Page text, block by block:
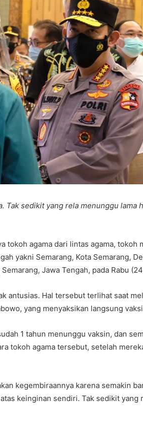
Tak sedikit yang rela menunggu lama
tokoh agama dari lintas agama, tokoh
yakni Semarang, Kota Semarang,
Jawa Tengah, pada Rabu
antusias. Hal tersebut terlihat saat
yang menyaksikan langsung
1 tahun menunggu vaksin, dan
tokoh agama tersebut, setelah
kegembiraannya karena semakin
keinginan sendiri. Tak sedikit yang